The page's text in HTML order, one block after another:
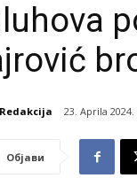
Redakcija 23. Aprila 2024.
Објави